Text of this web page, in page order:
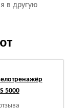
в другую
5000